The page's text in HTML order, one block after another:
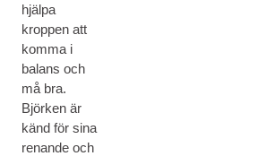
hjälpa
kroppen att
komma i
balans och
må bra.
Björken är
känd för sina
renande och